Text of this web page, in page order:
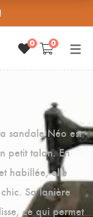
0 0
sandale Néo est
petit talon. En
habillée, elle
Sa lanière
ce qui permet